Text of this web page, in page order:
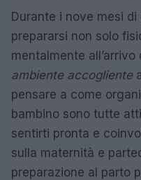
Durante i nove mesi
prepararsi non solo
mentalmente all’arrivo
ambiente accogliente
pensare a come
bambino sono tutte
sentirti pronta e
sulla maternità e
preparazione al parto